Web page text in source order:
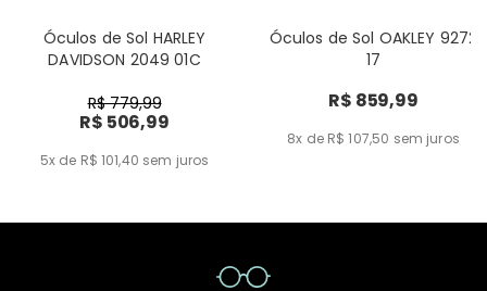
Óculos de Sol HARLEY
DAVIDSON 2049 01C
R$ 779,99
R$ 506,99
5x de R$ 101,40 sem juros
Óculos de Sol OAKLEY 9272
17
R$ 859,99
8x de R$ 107,50 sem juros